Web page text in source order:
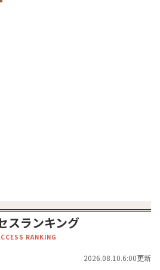
スランキング
RANKING
2026.08.10.6:00更新